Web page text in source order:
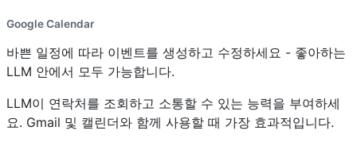
Google Calendar
바쁜 일정에 따라 이벤트를 생성하고 수정하세요 - 좋아하는
LLM 안에서 모두 가능합니다.
LLM이 연락처를 조회하고 소통할 수 있는 능력을 부여하세
요. Gmail 및 캘린더와 함께 사용할 때 가장 효과적입니다.